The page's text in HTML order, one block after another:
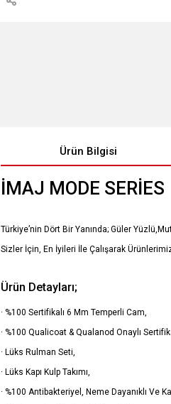
Ürün Bilgisi
İMAJ MODE SERİES
Türkiye’nin Dört Bir Yanında; Güler
Sizler İçin, En İyileri İle Çalışarak
Ürün Detayları;
· %100 Sertifikalı 6 Mm Temperli Cam,
· %100 Qualicoat & Qualanod Onaylı
· Lüks Rulman Seti,
· Lüks Kapı Kulp Takımı,
· %100 Antibakteriyel, Neme Dayanıklı Ve